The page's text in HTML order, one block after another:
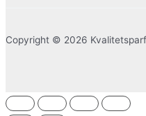
Copyright © 2026